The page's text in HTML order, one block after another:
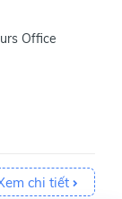
Office
chi tiết